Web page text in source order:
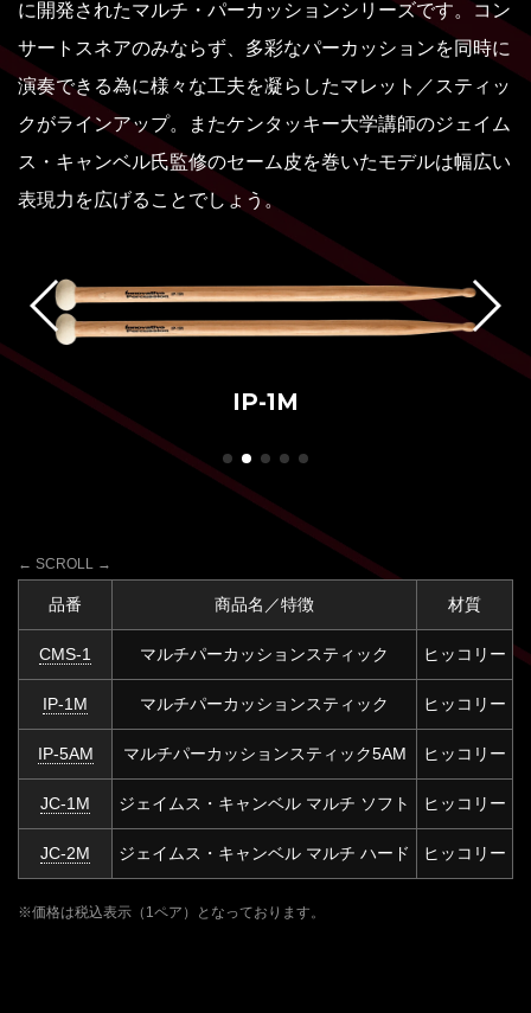
に開発されたマルチ・パーカッションシリーズです。コン
サートスネアのみならず、多彩なパーカッションを同時に
演奏できる為に様々な工夫を凝らしたマレット／スティッ
クがラインアップ。またケンタッキー大学講師のジェイム
ス・キャンベル氏監修のセーム皮を巻いたモデルは幅広い
表現力を広げることでしょう。
品番 商品名／特徴 材質
CMS-1 マルチパーカッションスティック ヒッコリー
IP-1M マルチパーカッションスティック ヒッコリー
IP-5AM マルチパーカッションスティック5AM ヒッコリー
JC-1M ジェイムス・キャンベル マルチ ソフト ヒッコリー
JC-2M ジェイムス・キャンベル マルチ ハード ヒッコリー
※価格は税込表示（1ペア）となっております。